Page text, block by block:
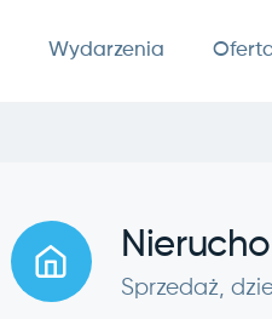
Wydarzenia
Sprzedaż,